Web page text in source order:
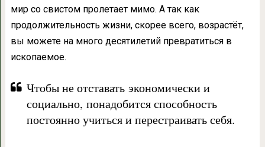
мир со свистом пролетает мимо. А так как
продолжительность жизни, скорее всего, возрастёт,
вы можете на много десятилетий превратиться в
ископаемое.
Чтобы не отставать экономически и
социально, понадобится способность
постоянно учиться и перестраивать себя.